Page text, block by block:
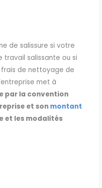
de salissure si votre
travail salissante ou si
de nettoyage de
met à
par la convention
et son montant
et les modalités